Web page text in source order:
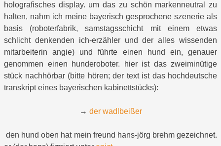
holografisches display. um das zu schön markenneutral zu
halten, nahm ich meine bayerisch gesprochene szenerie als
basis (roboterfabrik, samstagsschicht mit einem etwas
schlicht denkenden ich-erzähler und der alles wissenden
mitarbeiterin angie) und führte einen hund ein, genauer
genommen einen hunderoboter. hier ist das zweiminütige
stück nachhörbar (bitte hören; der text ist das hochdeutsche
transkript eines bayerischen kabinettstücks):
→ der wadlbeißer
den hund oben hat mein freund hans-jörg brehm gezeichnet.